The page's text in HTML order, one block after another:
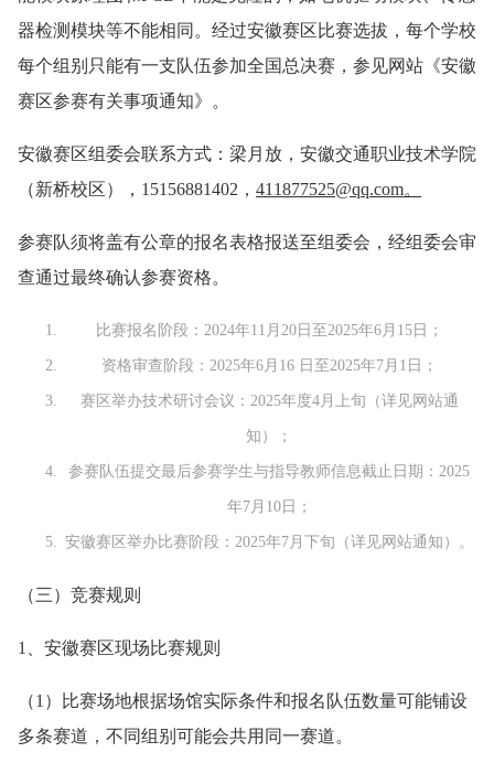
器检测模块等不能相同。经过安徽赛区比赛选拔，每个学校
每个组别只能有一支队伍参加全国总决赛，参见网站《安徽
赛区参赛有关事项通知》。
安徽赛区组委会联系方式：梁月放，安徽交通职业技术学院
（新桥校区），15156881402， 411877525@qq.com。
参赛队须将盖有公章的报名表格报送至组委会，经组委会审
查通过最终确认参赛资格。
比赛报名阶段：2024年11月20日至2025年6月15日；
资格审查阶段：2025年6月16 日至2025年7月1日；
赛区举办技术研讨会议：2025年度4月上旬（详见网站通
知）；
参赛队伍提交最后参赛学生与指导教师信息截止日期：2025
年7月10日；
安徽赛区举办比赛阶段：2025年7月下旬（详见网站通知）。
（三）竞赛规则
1、安徽赛区现场比赛规则
（1）比赛场地根据场馆实际条件和报名队伍数量可能铺设
多条赛道，不同组别可能会共用同一赛道。